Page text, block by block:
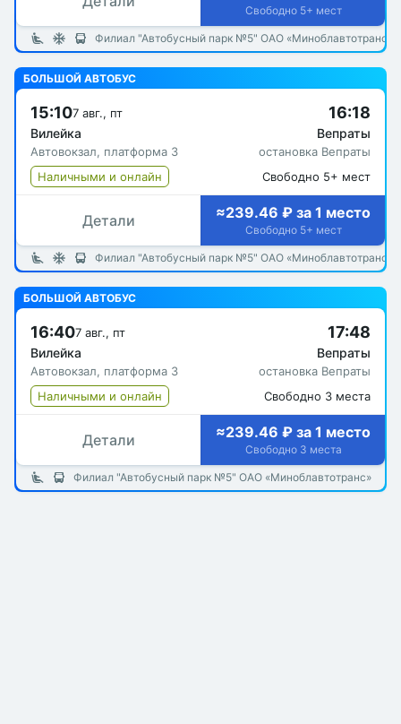
Свободно 5+ мест
Филиал "Автобусный парк №5" ОАО «Миноблавтотранс»
БОЛЬШОЙ АВТОБУС
15:107 авг., пт
Вилейка
Автовокзал, платформа 3
16:18
Вепраты
остановка Вепраты
Наличными и онлайн
Свободно 5+ мест
Детали ≈239.46 ₽ за 1 место
Свободно 5+ мест
Филиал "Автобусный парк №5" ОАО «Миноблавтотранс»
БОЛЬШОЙ АВТОБУС
16:407 авг., пт
Вилейка
Автовокзал, платформа 3
17:48
Вепраты
остановка Вепраты
Наличными и онлайн
Свободно 3 места
Детали ≈239.46 ₽ за 1 место
Свободно 3 места
Филиал "Автобусный парк №5" ОАО «Миноблавтотранс»